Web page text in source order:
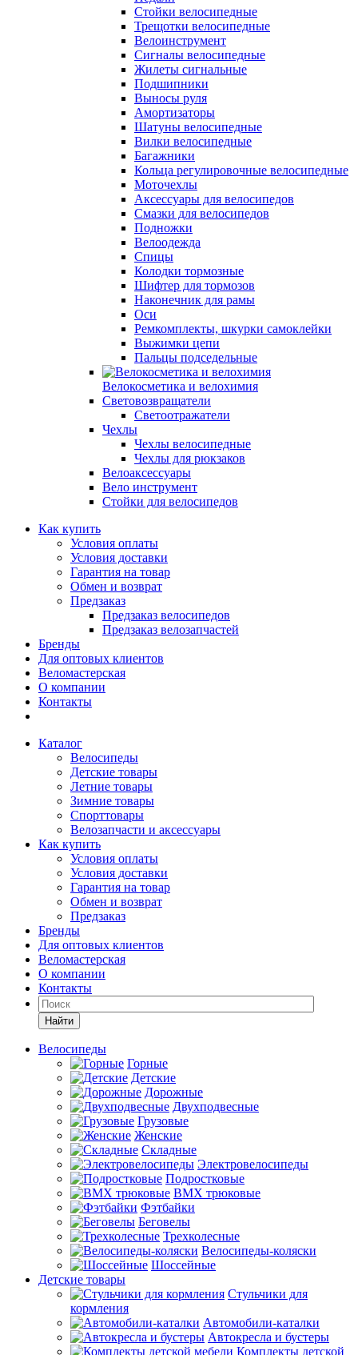
Стойки велосипедные
Трещотки велосипедные
Велоинструмент
Сигналы велосипедные
Жилеты сигнальные
Подшипники
Выносы руля
Амортизаторы
Шатуны велосипедные
Вилки велосипедные
Багажники
Кольца регулировочные велосипедные
Моточехлы
Аксессуары для велосипедов
Смазки для велосипедов
Подножки
Велоодежда
Спицы
Колодки тормозные
Шифтер для тормозов
Наконечник для рамы
Оси
Ремкомплекты, шкурки самоклейки
Выжимки цепи
Пальцы подседельные
Велокосметика и велохимия
Световозвращатели
Светоотражатели
Чехлы
Чехлы велосипедные
Чехлы для рюкзаков
Велоаксессуары
Вело инструмент
Стойки для велосипедов
Как купить
Условия оплаты
Условия доставки
Гарантия на товар
Обмен и возврат
Предзаказ
Предзаказ велосипедов
Предзаказ велозапчастей
Бренды
Для оптовых клиентов
Веломастерская
О компании
Контакты
Каталог
Велосипеды
Детские товары
Летние товары
Зимние товары
Спорттовары
Велозапчасти и аксессуары
Как купить
Условия оплаты
Условия доставки
Гарантия на товар
Обмен и возврат
Предзаказ
Бренды
Для оптовых клиентов
Веломастерская
О компании
Контакты
Найти
Велосипеды
Горные
Детские
Дорожные
Двухподвесные
Грузовые
Женские
Складные
Электровелосипеды
Подростковые
BMX трюковые
Фэтбайки
Беговелы
Трехколесные
Велосипеды-коляски
Шоссейные
Детские товары
Стульчики для
кормления
Автомобили-каталки
Автокресла и бустеры
Комплекты детской